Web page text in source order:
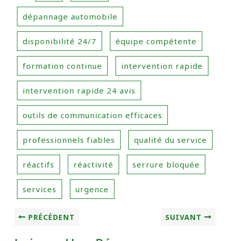
dépannage automobile
disponibilité 24/7 équipe compétente
formation continue intervention rapide
intervention rapide 24 avis
outils de communication efficaces
professionnels fiables qualité du service
réactifs réactivité serrure bloquée
services urgence
PRÉCÉDENT SUIVANT